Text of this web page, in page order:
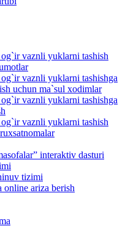
vaznli yuklarni tashish
vaznli yuklarni tashishga
uchun ma`sul xodimlar
vaznli yuklarni tashishga
vaznli yuklarni tashish
interaktiv dasturi
tizimi
online ariza berish